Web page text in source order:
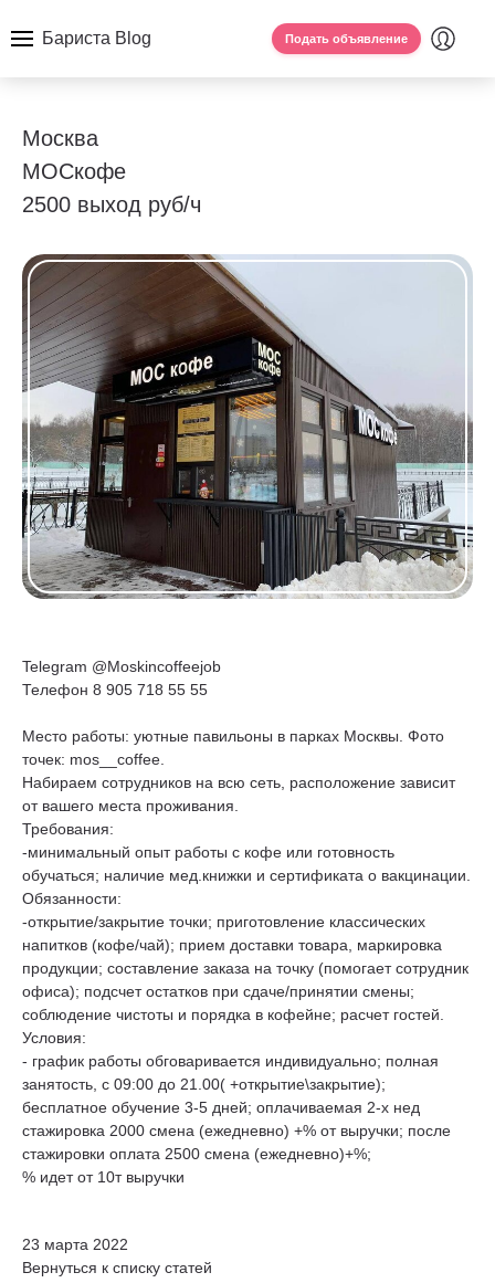
Бариста Blog Подать объявление
Москва
МОСкофе
2500 выход руб/ч
Telegram @Moskincoffeejob
Телефон 8 905 718 55 55
Место работы: уютные павильоны в парках Москвы. Фото
точек: mos__coffee.
Набираем сотрудников на всю сеть, расположение зависит
от вашего места проживания.
Требования:
-минимальный опыт работы с кофе или готовность
обучаться; наличие мед.книжки и сертификата о вакцинации.
Обязанности:
-открытие/закрытие точки; приготовление классических
напитков (кофе/чай); прием доставки товара, маркировка
продукции; составление заказа на точку (помогает сотрудник
офиса); подсчет остатков при сдаче/принятии смены;
соблюдение чистоты и порядка в кофейне; расчет гостей.
Условия:
- график работы обговаривается индивидуально; полная
занятость, с 09:00 до 21.00( +открытие\закрытие);
бесплатное обучение 3-5 дней; оплачиваемая 2-х нед
стажировка 2000 смена (ежедневно) +% от выручки; после
стажировки оплата 2500 смена (ежедневно)+%;
% идет от 10т выручки
23 марта 2022
Вернуться к списку статей